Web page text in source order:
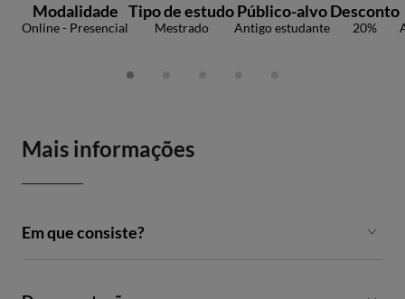
Modalidade
Online - Presencial
Tipo de estudo
Mestrado
Público-alvo
Antigo estudante
Desconto
20%
Mais informações
Em que consiste?